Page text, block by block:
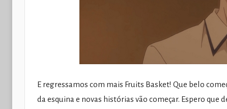
E regressamos com mais Fruits Basket! Que belo
da esquina e novas histórias vão começar. Espero